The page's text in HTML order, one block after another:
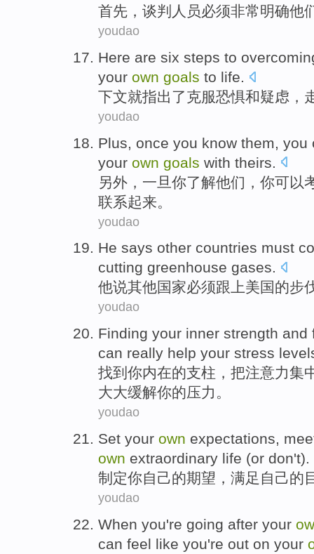
首先 ，谈判人员必须非常明确他
youdao
Here are six steps to
your own goals to life.
下文就指出了克服恐惧和疑虑 ，
youdao
Plus once you know them , you
your own goals with theirs
另外 ， 一旦 你了解他们 ，你可以
联系起来。
youdao
He says other countries must
cutting greenhouse gases.
他说其他国家必须跟上美国的步
youdao
Finding your inner strength and
can really help your stress
找到 你内在的支柱 ，把注意力集
大大缓解你的压力 。
youdao
Set your own expectations,
own extraordinary life (or don't).
制定你自己的期望 ， 满足 自己的
youdao
When you're going after your
can feel like you're out on your